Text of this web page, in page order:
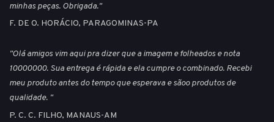
minhas peças. Obrigada."
F. DE O. HORÁCIO, PARAGOMINAS-PA
"Olá amigos vim aqui pra dizer que a imagem e folheados e nota
10000000. Sua entrega é rápida e ela cumpre o combinado. Recebi
meu produto antes do tempo que esperava e sãoo produtos de
qualidade. "
P. C. C. FILHO, MANAUS-AM